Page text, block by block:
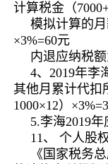
计算税金（
模拟计算的月
×3%=60元
内退应纳税额
4、2019年李
其他月累计代扣
1000×12）
5.李海2019
11、 个人股
《国家税务